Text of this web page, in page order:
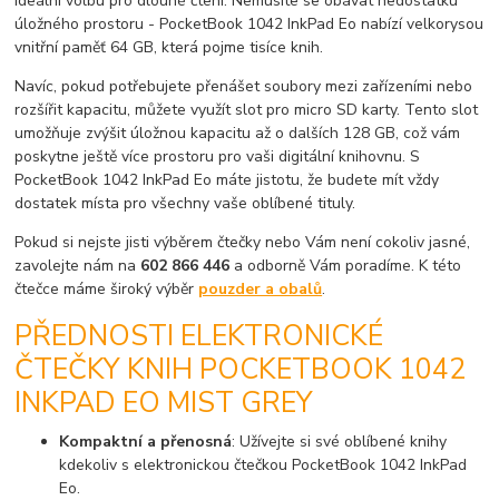
úložného prostoru - PocketBook 1042 InkPad Eo nabízí velkorysou
vnitřní paměť 64 GB, která pojme tisíce knih.
Navíc, pokud potřebujete přenášet soubory mezi zařízeními nebo
rozšířit kapacitu, můžete využít slot pro micro SD karty. Tento slot
umožňuje zvýšit úložnou kapacitu až o dalších 128 GB, což vám
poskytne ještě více prostoru pro vaši digitální knihovnu. S
PocketBook 1042 InkPad Eo máte jistotu, že budete mít vždy
dostatek místa pro všechny vaše oblíbené tituly.
Pokud si nejste jisti výběrem čtečky nebo Vám není cokoliv jasné,
zavolejte nám na 602 866 446 a odborně Vám poradíme. K této
čtečce máme široký výběr pouzder a obalů.
PŘEDNOSTI ELEKTRONICKÉ
ČTEČKY KNIH POCKETBOOK 1042
INKPAD EO MIST GREY
Kompaktní a přenosná: Užívejte si své oblíbené knihy
kdekoliv s elektronickou čtečkou PocketBook 1042 InkPad
Eo.